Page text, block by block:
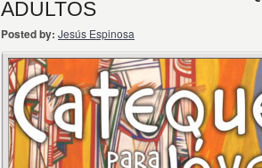
ADULTOS
Posted by: Jesús Espinosa